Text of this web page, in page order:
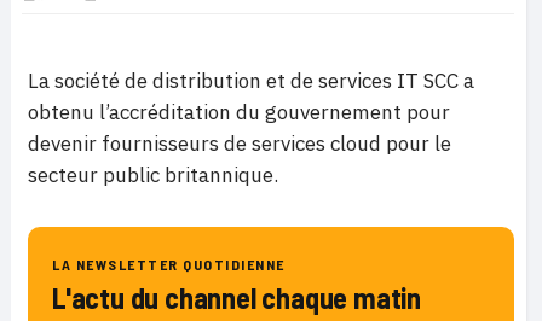
La société de distribution et de services IT SCC a
obtenu l’accréditation du gouvernement pour
devenir fournisseurs de services cloud pour le
secteur public britannique.
LA NEWSLETTER QUOTIDIENNE
L'actu du channel chaque matin